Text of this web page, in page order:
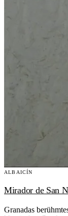
ALBAICÍN
Mirador de San
Granadas